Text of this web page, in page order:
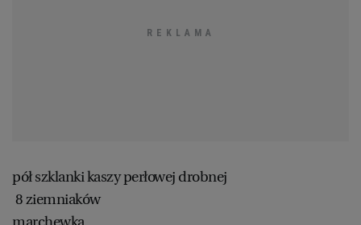
pół szklanki kaszy perłowej drobnej
8 ziemniaków
marchewka